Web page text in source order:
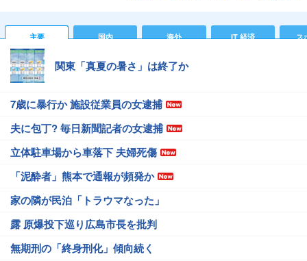
主要 国内 海外 IT 経済 ス
関東「真夏の暑さ」は終了か
7歳に暴行か 施設従業員の女逮捕
夫に包丁? 毎日新聞記者の女逮捕
立体駐車場から車落下 夫婦死傷
「泥酔者」熊本で通報が頻発か
家の隣が民泊「トラウマなった」
露 原爆投下巡り広島市長を批判
無期刑の「終身刑化」傾向続く